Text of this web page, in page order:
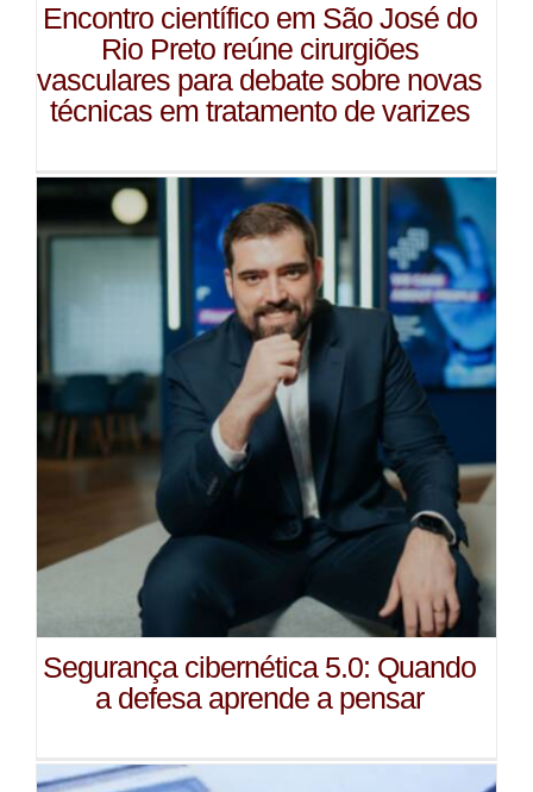
Encontro científico em São José do
Rio Preto reúne cirurgiões
vasculares para debate sobre novas
técnicas em tratamento de varizes
Segurança cibernética 5.0: Quando
a defesa aprende a pensar